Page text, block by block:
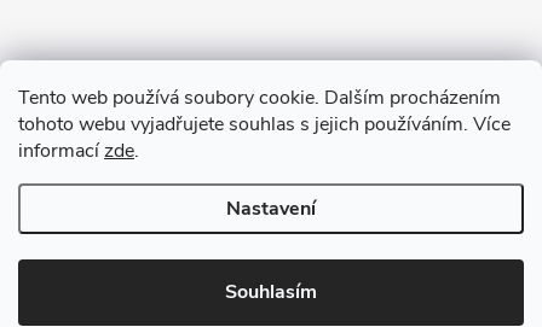
Tento web používá soubory cookie. Dalším procházením
tohoto webu vyjadřujete souhlas s jejich používáním. Více
informacízde.
Nastavení
Souhlasím
Copyright 2026VV DESIGN. Všechna práva vyhrazena.Upravit
nastavení cookies